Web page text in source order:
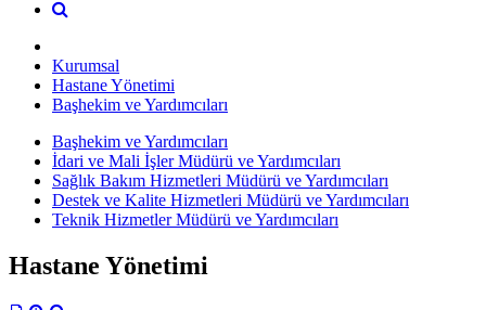
Kurumsal
Hastane Yönetimi
Başhekim ve Yardımcıları
Başhekim ve Yardımcıları
İdari ve Mali İşler Müdürü ve Yardımcıları
Sağlık Bakım Hizmetleri Müdürü ve Yardımcıları
Destek ve Kalite Hizmetleri Müdürü ve Yardımcıları
Teknik Hizmetler Müdürü ve Yardımcıları
Hastane Yönetimi